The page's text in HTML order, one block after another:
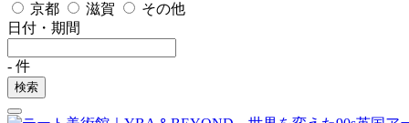
京都 滋賀
その他
日付・期間
- 件
検索